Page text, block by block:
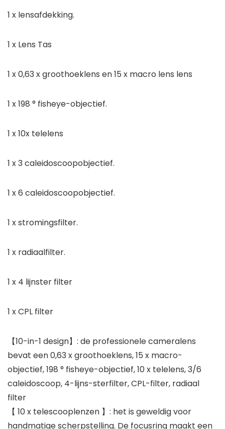
1 x lensafdekking.
1 x Lens Tas
1 x 0,63 x groothoeklens en 15 x macro lens lens
1 x 198 ° fisheye-objectief.
1 x 10x telelens
1 x 3 caleidoscoopobjectief.
1 x 6 caleidoscoopobjectief.
1 x stromingsfilter.
1 x radiaalfilter.
1 x 4 lijnster filter
1 x CPL filter
【10-in-1 design】: de professionele cameralens
bevat een 0,63 x groothoeklens, 15 x macro-
objectief, 198 ° fisheye-objectief, 10 x telelens, 3/6
caleidoscoop, 4-lijns-sterfilter, CPL-filter, radiaal
filter
【 10 x telescooplenzen 】: het is geweldig voor
handmatige scherpstelling. De focusring maakt een